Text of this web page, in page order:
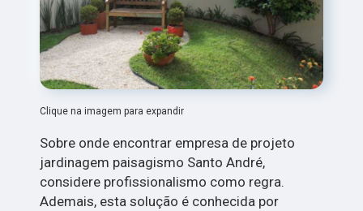
Clique na imagem para expandir
Sobre onde encontrar empresa de projeto
jardinagem paisagismo Santo André,
considere profissionalismo como regra.
Ademais, esta solução é conhecida por